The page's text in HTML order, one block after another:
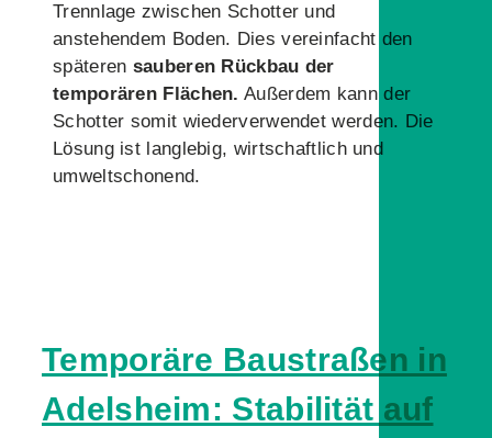
Trennlage zwischen Schotter und
anstehendem Boden. Dies vereinfacht den
späteren sauberen Rückbau der
temporären Flächen. Außerdem kann der
Schotter somit wiederverwendet werden. Die
Lösung ist langlebig, wirtschaftlich und
umweltschonend.
Temporäre Baustraßen in
Adelsheim: Stabilität auf